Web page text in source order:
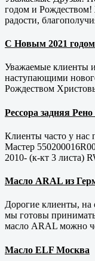
годом и
радости,
С Новым 2021
Уважаемые клиенты
наступающими
Рождеством
Рессора задняя
Клиенты часто у нас
Мастер
2010- (к-кт 3 листа)
Масло ARAL из
Дорогие клиенты, на
мы готовы
масло ARAL можно
Масло ELF Москва